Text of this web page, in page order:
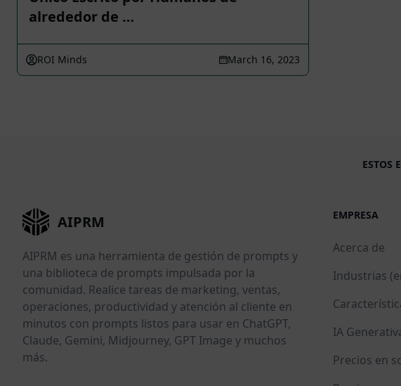
alrededor de …
ROI Minds March 16, 2023
ESTOS
AIPRM
AIPRM es una herramienta de gestión de prompts y
una biblioteca de prompts impulsada por la
comunidad. Realice tareas de marketing, ventas,
operaciones, productividad y atención al cliente en
minutos con prompts listos para usar en ChatGPT,
Claude, Gemini, Midjourney, GPT Image y muchos
más.
EMPRESA
Acerca de
Industrias
IA
Precios en